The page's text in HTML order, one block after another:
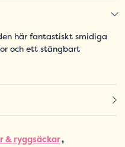
här fantastiskt smidiga
och ett stängbart
& ryggsäckar